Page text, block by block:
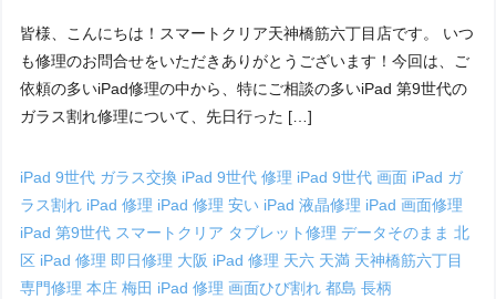
皆様、こんにちは！スマートクリア天神橋筋六丁目店です。 いつ
も修理のお問合せをいただきありがとうございます！今回は、ご
依頼の多いiPad修理の中から、特にご相談の多いiPad 第9世代の
ガラス割れ修理について、先日行った […]
iPad 9世代 ガラス交換 iPad 9世代 修理 iPad 9世代 画面 iPad ガ
ラス割れ iPad 修理 iPad 修理 安い iPad 液晶修理 iPad 画面修理
iPad 第9世代 スマートクリア タブレット修理データそのまま北
区 iPad 修理 即日修理 大阪 iPad 修理 天六 天満 天神橋筋六丁目
専門修理本庄梅田 iPad 修理画面ひび割れ都島長柄